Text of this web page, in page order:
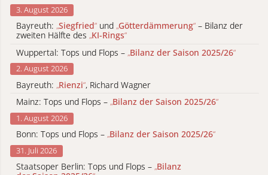
3. August 2026
Bayreuth: „Siegfried“ und „Götterdämmerung“ – Bilanz der
zweiten Hälfte des „KI-Rings“
Wuppertal: Tops und Flops – „Bilanz der Saison 2025/26“
2. August 2026
Bayreuth: „Rienzi“, Richard Wagner
Mainz: Tops und Flops – „Bilanz der Saison 2025/26“
1. August 2026
Bonn: Tops und Flops – „Bilanz der Saison 2025/26“
31. Juli 2026
Staatsoper Berlin: Tops und Flops – „Bilanz